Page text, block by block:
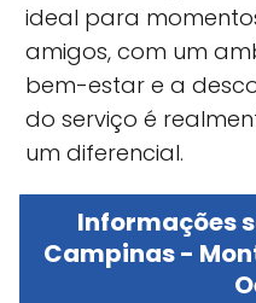
ideal para
amigos, com um
bem-estar e a
do serviço é
um diferencial.
Informações
Campinas -